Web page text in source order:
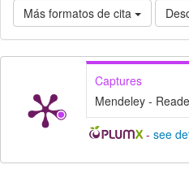
Más formatos de cita
Captures
Mendeley -
- see